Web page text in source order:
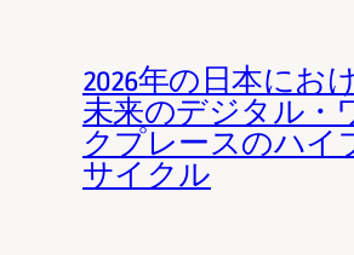
2026年の日本にお
未来のデジタル・
クプレースのハイ
サイクル